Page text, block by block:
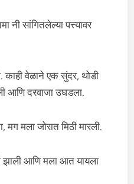
नी सांगितलेल्या पत्त्यावर
काही वेळाने एक सुंदर, थोडी
आणि दरवाजा उघडला.
मग मला जोरात मिठी मारली.
झाली आणि मला आत यायला